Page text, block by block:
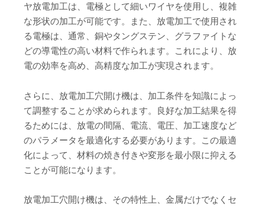
ヤ放電加工は、電極として細いワイヤを使用し、複雑
な形状の加工が可能です。また、放電加工で使用され
る電極は、通常、銅やタングステン、グラファイトな
どの導電性の高い材料で作られます。これにより、放
電の効率を高め、高精度な加工が実現されます。
さらに、放電加工穴開け機は、加工条件を知識によっ
て調整することが求められます。良好な加工結果を得
るためには、放電の間隔、電流、電圧、加工速度など
のパラメータを最適化する必要があります。この最適
化によって、材料の焼き付きや変形を最小限に抑える
ことが可能になります。
放電加工穴開け機は、その特性上、金属だけでなくセ